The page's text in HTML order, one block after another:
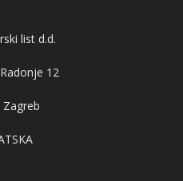
list d.d.
12
Zagreb